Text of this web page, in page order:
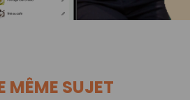
MÊME SUJET